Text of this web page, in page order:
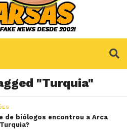
"Turquia"
de biólogos encontrou a Arca